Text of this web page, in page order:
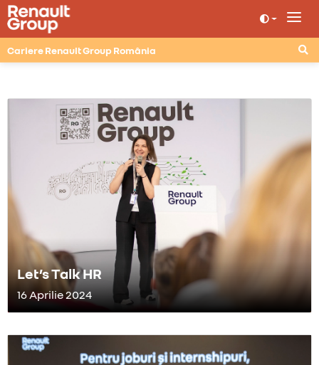
Cariere Renault Group România
Let’s Talk HR
16 Aprilie 2024